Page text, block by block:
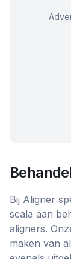
Bij Aligner
scala aan
aligners.
maken van